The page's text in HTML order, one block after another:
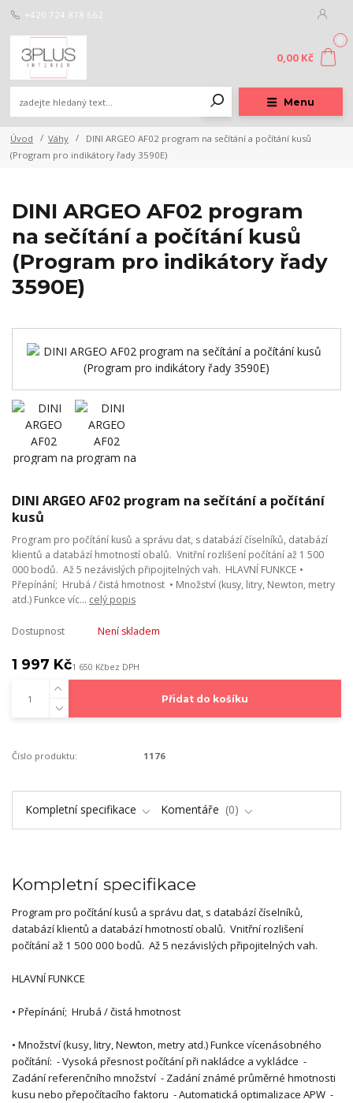
Menu
+420 724 878 662
0
0,00 Kč
Úvod Váhy
DINI ARGEO AF02 program na sečítání a počítání kusů
(Program pro indikátory řady 3590E)
DINI ARGEO AF02 program
na sečítání a počítání kusů
(Program pro indikátory řady
3590E)
DINI ARGEO AF02 program na sečítání a počítání
kusů
Program pro počítání kusů a správu dat, s databází číselníků, databází
klientů a databází hmotností obalů. Vnitřní rozlišení počítání až 1 500
000 bodů. Až 5 nezávislých připojitelných vah. HLAVNÍ FUNKCE •
Přepínání; Hrubá / čistá hmotnost • Množství (kusy, litry, Newton, metry
atd.) Funkce víc... celý popis
Dostupnost Není skladem
1 997 Kč1 650 Kčbez DPH
Přidat do košíku
Číslo produktu: 1176
Kompletní specifikace Komentáře 0
Kompletní specifikace
Program pro počítání kusů a správu dat, s databází číselníků,
databází klientů a databází hmotností obalů. Vnitřní rozlišení
počítání až 1 500 000 bodů. Až 5 nezávislých připojitelných vah.
HLAVNÍ FUNKCE
• Přepínání; Hrubá / čistá hmotnost
• Množství (kusy, litry, Newton, metry atd.) Funkce vícenásobného
počítání: - Vysoká přesnost počítání při nakládce a vykládce -
Zadání referenčního množství - Zadání známé průměrné hmotnosti
kusu nebo přepočítacího faktoru - Automatická optimalizace APW -